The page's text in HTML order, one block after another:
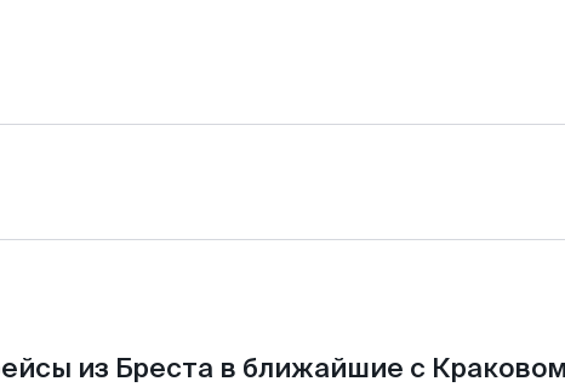
из Бреста в ближайшие с